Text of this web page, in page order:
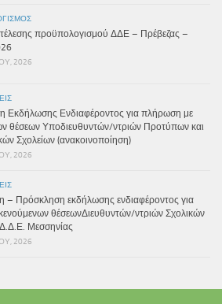
προϋπολογισμού ΔΔΕ – Πρέβεζας –
2026
Εκδήλωσης Ενδιαφέροντος για πλήρωση με
θέσεων Υποδιευθυντών/ντριών Προτύπων και
Σχολείων (ανακοινοποίηση)
2026
– Πρόσκληση εκδήλωσης ενδιαφέροντος για
θέσεωνΔιευθυντών/ντριών Σχολικών
Μεσσηνίας
2026